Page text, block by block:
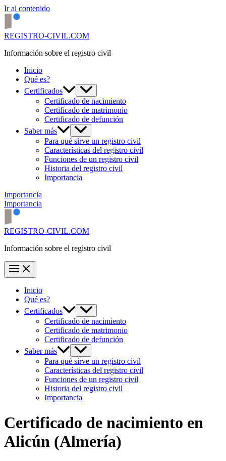
Ir al contenido
REGISTRO-CIVIL.COM
Información sobre el registro civil
Inicio
Qué es?
Certificados
Certificado de nacimiento
Certificado de matrimonio
Certificado de defunción
Saber más
Para qué sirve un registro civil
Características del registro civil
Funciones de un registro civil
Historia del registro civil
Importancia
Importancia
Importancia
REGISTRO-CIVIL.COM
Información sobre el registro civil
Inicio
Qué es?
Certificados
Certificado de nacimiento
Certificado de matrimonio
Certificado de defunción
Saber más
Para qué sirve un registro civil
Características del registro civil
Funciones de un registro civil
Historia del registro civil
Importancia
Certificado de nacimiento en
Alicún (Almería)